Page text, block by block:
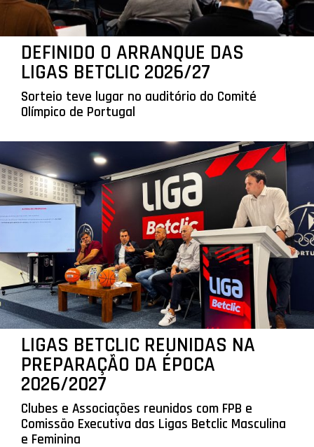
DEFINIDO O ARRANQUE DAS
LIGAS BETCLIC 2026/27
Sorteio teve lugar no auditório do Comité
Olímpico de Portugal
LIGAS BETCLIC REUNIDAS NA
PREPARAÇÃO DA ÉPOCA
2026/2027
Clubes e Associações reunidos com FPB e
Comissão Executiva das Ligas Betclic Masculina
e Feminina